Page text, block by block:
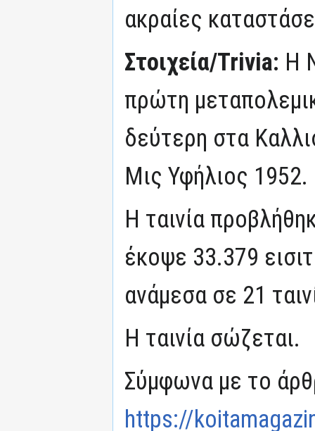
ακραίες
Στοιχεία/Trivia: Η
πρώτη
δεύτερη στα
Μις Υφήλιος 1952.
Η ταινία
έκοψε 33.379
ανάμεσα σε 21
Η ταινία σώζεται.
Σύμφωνα με το
https://